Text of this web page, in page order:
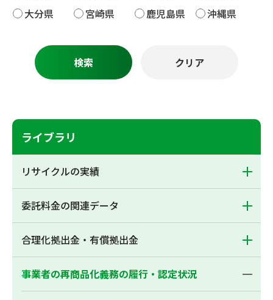
大分県
宮崎県 鹿児島県 沖縄県
ライブラリ
リサイクルの実績
委託料金の関連データ
合理化拠出金・有償拠出金
事業者の再商品化義務の履行・認定状況